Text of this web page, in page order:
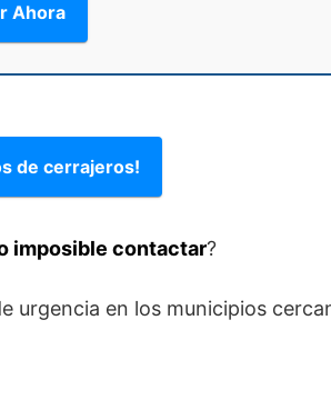
Ahora
de cerrajeros!
imposible contactar?
urgencia en los municipios